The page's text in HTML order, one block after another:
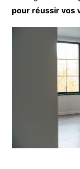
pour réussir vos